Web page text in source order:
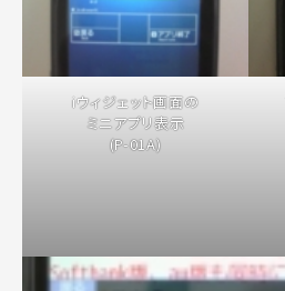
iウィジェット画面の
ミニアプリ表示
(P-01A)